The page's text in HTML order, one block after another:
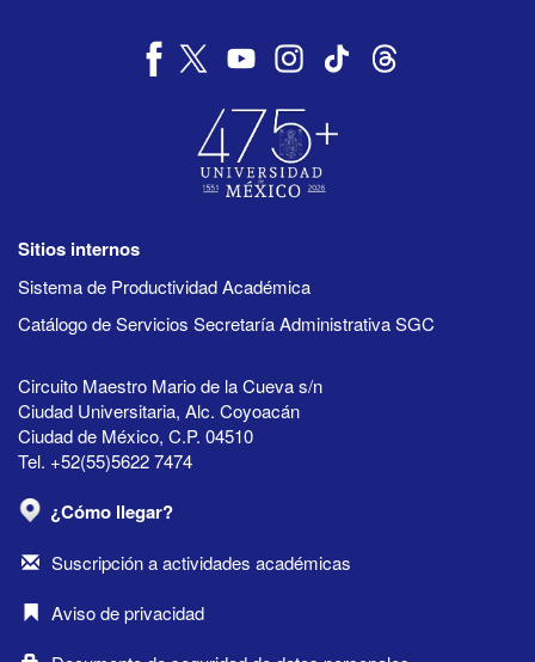
Sitios internos
Sistema de Productividad Académica
Catálogo de Servicios Secretaría Administrativa SGC
Circuito Maestro Mario de la Cueva s/n
Ciudad Universitaria, Alc. Coyoacán
Ciudad de México, C.P. 04510
Tel. +52(55)5622 7474
¿Cómo llegar?
Suscripción a actividades académicas
Aviso de privacidad